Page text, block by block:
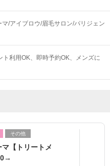
マ/アイブロウ/眉毛サロン/パリジェン
ト利用OK 即時予約OK
メンズに
その他
マ【トリートメ